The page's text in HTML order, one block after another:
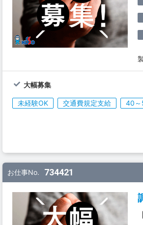
大幅募集
未経験OK 交通費規定支給 40～
お仕事No. 734421